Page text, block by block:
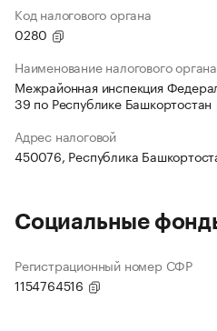
Код налогового органа
0280
Наименование налогового органа
Межрайонная инспекция
39 по Республике Башкортостан
Адрес налоговой
450076, Республика
Социальные
Регистрационный номер СФР
1154764516